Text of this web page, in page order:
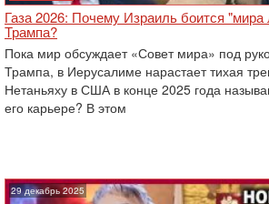
Газа 2026: Почему Израиль боится
Трампа?
Пока мир обсуждает «Совет мира» под
Трампа, в Иерусалиме нарастает тихая
Нетаньяху в США в конце 2025 года
его карьере? В этом
29 декабрь 2025